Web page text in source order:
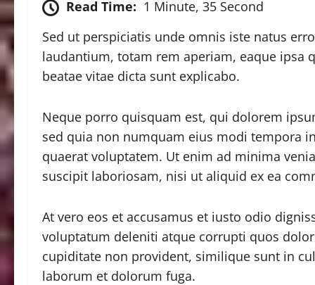
Read Time: 1 Minute, 35 Second
Sed ut perspiciatis unde omnis iste natus
laudantium, totam rem aperiam, eaque ipsa
beatae vitae dicta sunt explicabo.
Neque porro quisquam est, qui dolorem
sed quia non numquam eius modi tempora
quaerat voluptatem. Ut enim ad minima
suscipit laboriosam, nisi ut aliquid ex ea
At vero eos et accusamus et iusto odio
voluptatum deleniti atque corrupti quos
cupiditate non provident, similique sunt in
laborum et dolorum fuga.